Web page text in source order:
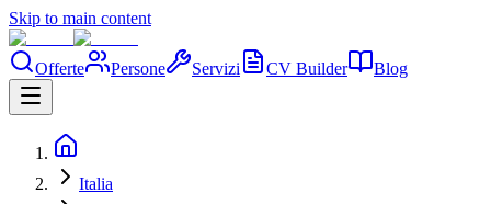
Skip to main content
Offerte Persone Servizi CV Builder Blog
Italia